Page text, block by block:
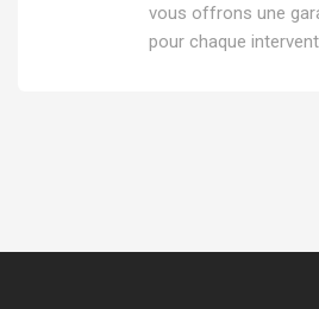
vous offrons une
pour chaque